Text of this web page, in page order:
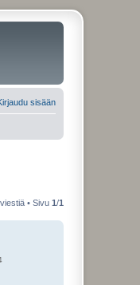
sisään
• Sivu 1/1